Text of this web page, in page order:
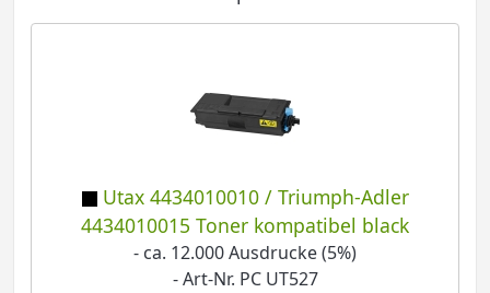
Utax 4434010010 / Triumph-Adler
4434010015 Toner kompatibel black
- ca. 12.000 Ausdrucke (5%)
- Art-Nr. PC UT527